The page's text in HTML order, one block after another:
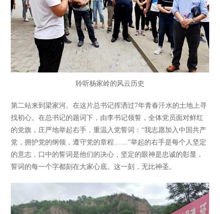
聆听杨家岭的风云历史
第二站来到梁家河。在这片总书记挥洒过7年青春汗水的土地上寻
找初心。在总书记的题词下，由李书记领誓，全体党员面对鲜红
的党旗，庄严地举起右手，重温入党誓词：“我志愿加入中国共产
党，拥护党的纲领，遵守党的章程……”举起的右手是每个人坚定
的意志，口中的誓词是他们的决心，坚定的眼神是忠诚的彰显，
誓词的每一个字都刻在大家心底。这一刻，无比神圣。